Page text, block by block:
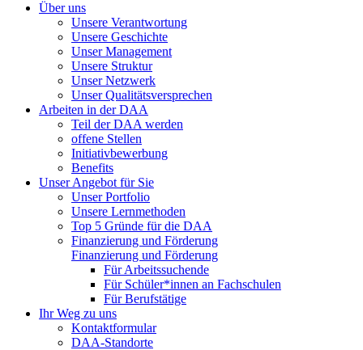
Über uns
Unsere Verantwortung
Unsere Geschichte
Unser Management
Unsere Struktur
Unser Netzwerk
Unser Qualitätsversprechen
Arbeiten in der DAA
Teil der DAA werden
offene Stellen
Initiativbewerbung
Benefits
Unser Angebot für Sie
Unser Portfolio
Unsere Lernmethoden
Top 5 Gründe für die DAA
Finanzierung und Förderung
Finanzierung und Förderung
Für Arbeitssuchende
Für Schüler*innen an Fachschulen
Für Berufstätige
Ihr Weg zu uns
Kontaktformular
DAA-Standorte